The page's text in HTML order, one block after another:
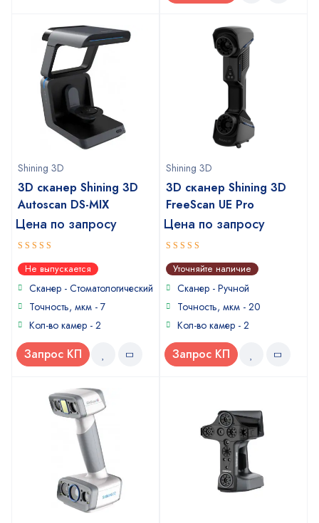
Shining 3D
3D сканер Shining 3D
Autoscan DS-MIX
Цена по запросу
5out of 5
Не выпускается
Сканер - Стоматологический
Точность, мкм - 7
Кол-во камер - 2
Запрос КП
Shining 3D
3D сканер Shining 3D
FreeScan UE Pro
Цена по запросу
5out of 5
Уточняйте наличие
Сканер - Ручной
Точность, мкм - 20
Кол-во камер - 2
Запрос КП